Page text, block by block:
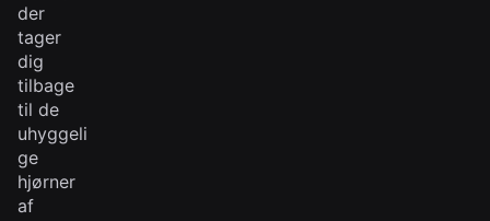
der
tager
dig
tilbage
til de
uhyggeli
ge
hjørner
af